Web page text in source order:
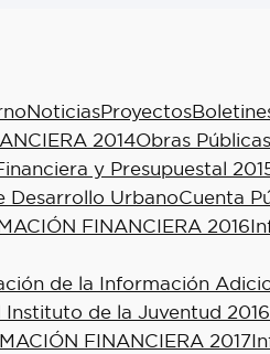
NoticiasProyectos
2014Obras Públicas
y Presupuestal
Desarrollo UrbanoCuenta
FINANCIERA 2016
de la Información
Instituto de la Juventud 2016
FINANCIERA 2017